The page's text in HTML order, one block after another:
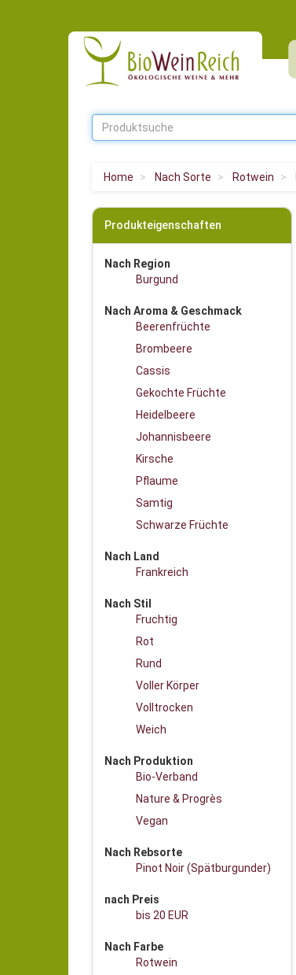
Home Nach Sorte Rotwein
Produkteigenschaften
Nach Region
Burgund
Nach Aroma & Geschmack
Beerenfrüchte
Brombeere
Cassis
Gekochte Früchte
Heidelbeere
Johannisbeere
Kirsche
Pflaume
Samtig
Schwarze Früchte
Nach Land
Frankreich
Nach Stil
Fruchtig
Rot
Rund
Voller Körper
Volltrocken
Weich
Nach Produktion
Bio-Verband
Nature & Progrès
Vegan
Nach Rebsorte
Pinot Noir (Spätburgunder)
nach Preis
bis 20 EUR
Nach Farbe
Rotwein